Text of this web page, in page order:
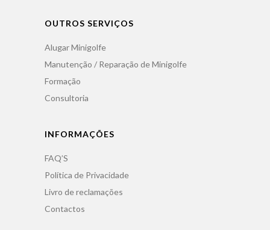
OUTROS SERVIÇOS
Alugar Minigolfe
Manutenção / Reparação de Minigolfe
Formação
Consultoria
INFORMAÇÕES
FAQ’S
Política de Privacidade
Livro de reclamações
Contactos